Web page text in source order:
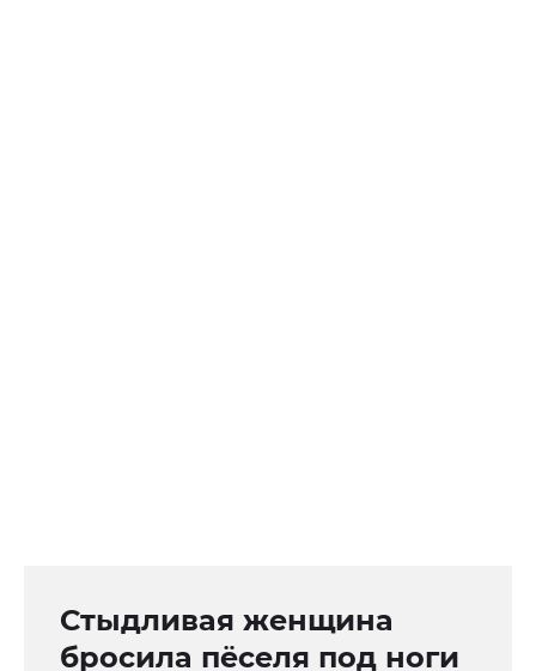
Стыдливая женщина
бросила пёселя под ноги